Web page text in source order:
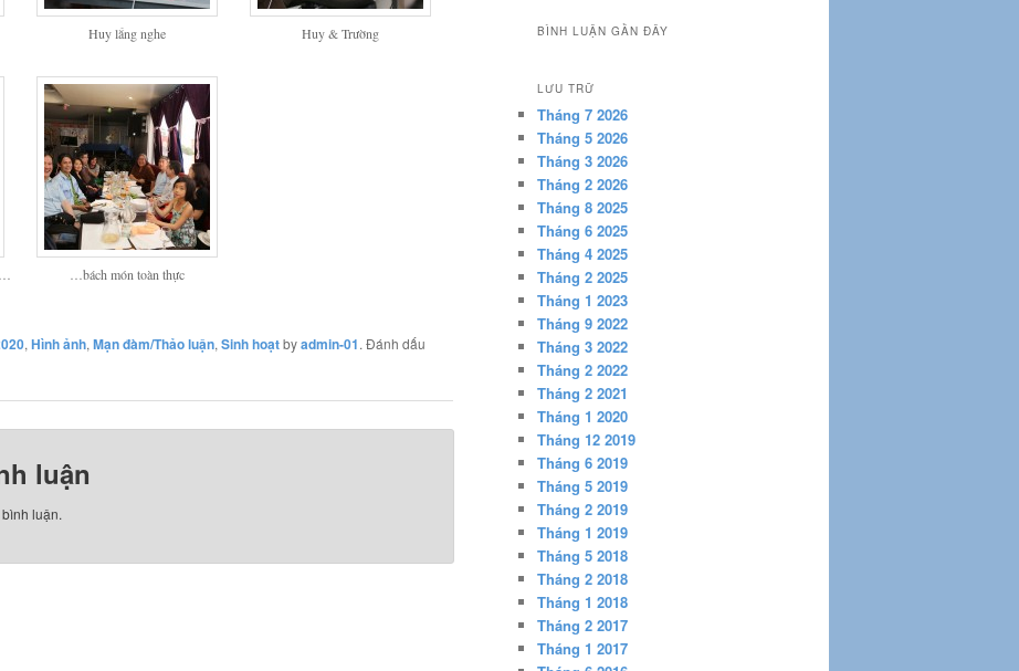
Huy lắng nghe Huy & Trường
…bách món toàn thực
, Hình ảnh, Mạn đàm/Thảo luận, Sinh hoạtbyadmin-01. Đánh dấu
luận
luận.
BÌNH LUẬN GẦN ĐÂY
LƯU TRỮ
Tháng 7 2026
Tháng 5 2026
Tháng 3 2026
Tháng 2 2026
Tháng 8 2025
Tháng 6 2025
Tháng 4 2025
Tháng 2 2025
Tháng 1 2023
Tháng 9 2022
Tháng 3 2022
Tháng 2 2022
Tháng 2 2021
Tháng 1 2020
Tháng 12 2019
Tháng 6 2019
Tháng 5 2019
Tháng 2 2019
Tháng 1 2019
Tháng 5 2018
Tháng 2 2018
Tháng 1 2018
Tháng 2 2017
Tháng 1 2017